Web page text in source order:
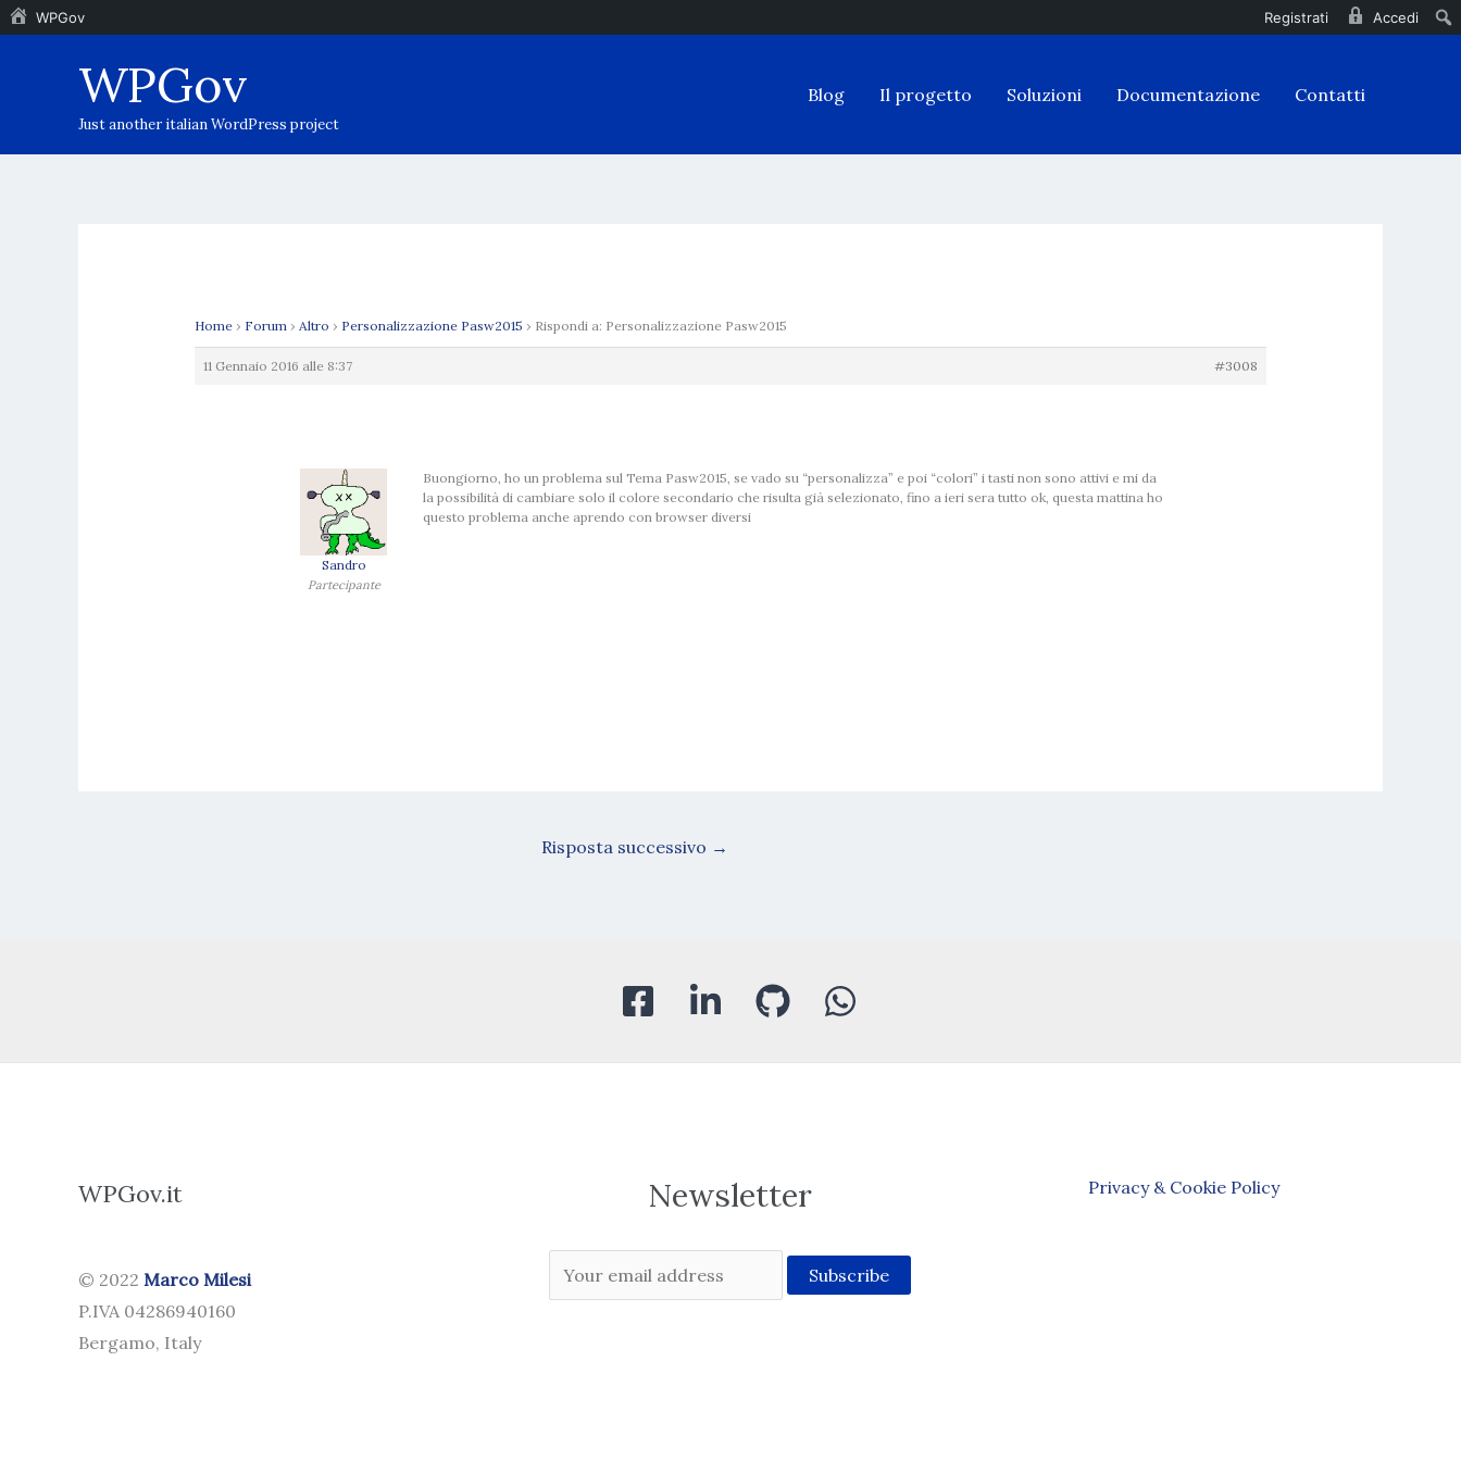
WPGov Registrati Accedi
WPGov
Just another italian WordPress project
Blog Il progetto Soluzioni Documentazione Contatti
Home › Forum › Altro › Personalizzazione Pasw2015 › Rispondi a: Personalizzazione Pasw2015
11 Gennaio 2016 alle 8:37 #3008
Sandro
Partecipante
Buongiorno, ho un problema sul Tema Pasw2015, se vado su “personalizza” e poi “colori” i tasti non sono attivi e mi da
la possibilità di cambiare solo il colore secondario che risulta già selezionato, fino a ieri sera tutto ok, questa mattina ho
questo problema anche aprendo con browser diversi
Risposta successivo →
WPGov.it
© 2022 Marco Milesi
P.IVA 04286940160
Bergamo, Italy
Newsletter Privacy & Cookie Policy